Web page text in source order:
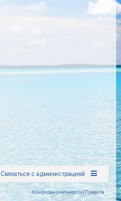
Связаться с администрацией
Конфиденциальность | Правила